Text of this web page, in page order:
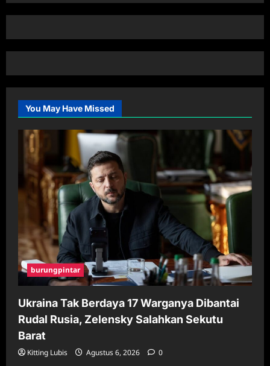
You May Have Missed
burungpintar
Ukraina Tak Berdaya 17 Warganya Dibantai
Rudal Rusia, Zelensky Salahkan Sekutu
Barat
Kitting Lubis Agustus 6, 2026 0